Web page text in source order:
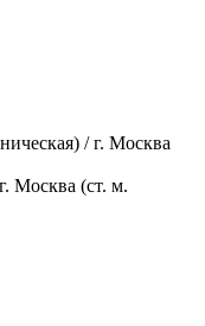
/ г. Москва
Москва (ст. м.